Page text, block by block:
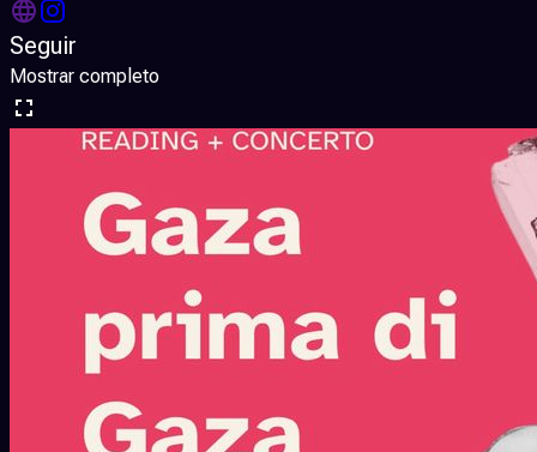
Seguir
Mostrar completo